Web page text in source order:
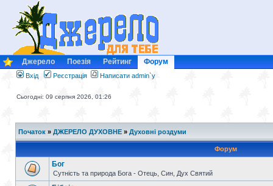
Джерело Поезія Рейтинг Форум
Вхід Реєстрація Написати admin`у
Сьогодні: 09 серпня 2026, 01:26
Початок » ДЖЕРЕЛО ДУХОВНЕ » Духовні роздуми
Форум
Бог
Сутність та природа Бога - Отець, Син, Дух Святий